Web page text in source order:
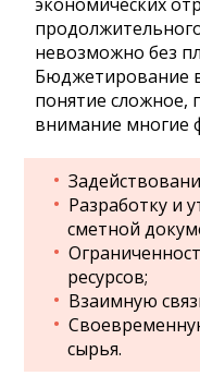
невозможно без
Бюджетирование
понятие сложное,
внимание многие
Разработку и
сметной
ресурсов;
Взаимную
сырья.